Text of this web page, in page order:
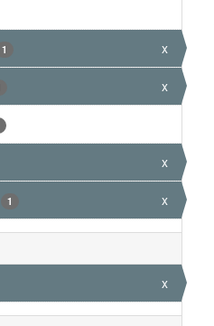
1 x
x
x
1 x
x